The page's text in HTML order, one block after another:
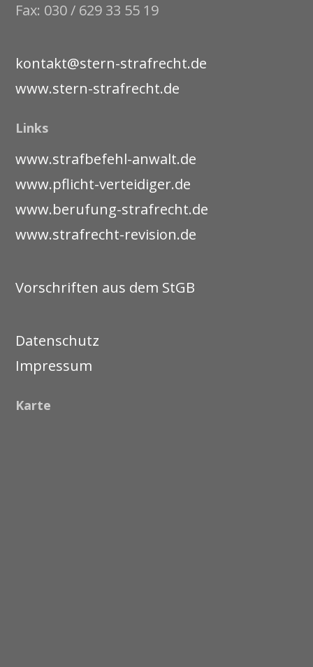
Fax: 030 / 629 33 55 19
kontakt@stern-strafrecht.de
www.stern-strafrecht.de
Links
www.strafbefehl-anwalt.de
www.pflicht-verteidiger.de
www.berufung-strafrecht.de
www.strafrecht-revision.de
Vorschriften aus dem StGB
Datenschutz
Impressum
Karte